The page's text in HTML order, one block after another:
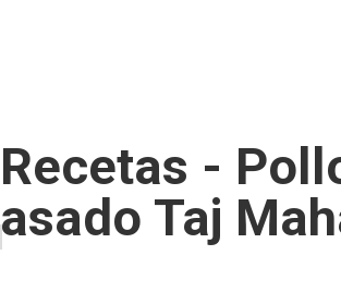
Recetas -
asado Taj